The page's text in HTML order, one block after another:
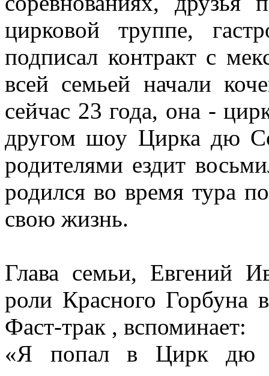
цирковой труппе,
подписал контракт с
всей семьей начали
сейчас 23 года, она -
другом шоу Цирка дю
родителями ездит
родился во время тура
свою жизнь.
Глава семьи, Евгений
роли Красного Горбуна
Фаст-трак , вспоминает:
«Я попал в Цирк дю